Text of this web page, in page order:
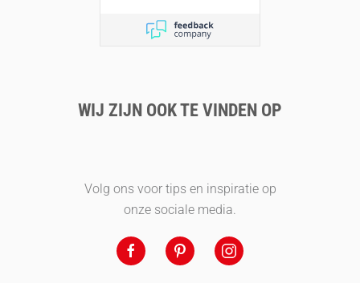
WIJ ZIJN OOK TE VINDEN OP
Volg ons voor tips en inspiratie op
onze sociale media.